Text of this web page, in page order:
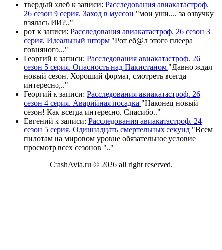
твердый хлеб к записи: Расследования авиакатастроф.
26 сезон 9 серия. Заход в муссон "мои уши.... за озвучку
взялась ИИ?.."
рот к записи: Расследования авиакатастроф. 26 сезон 3
серия. Идеальный шторм "Рот еб@л этого плеера
говняного..."
Георгий к записи: Расследования авиакатастроф. 26
сезон 5 серия. Опасность над Пакистаном "Давно ждал
новый сезон. Хороший формат, смотреть всегда
интересно,.."
Георгий к записи: Расследования авиакатастроф. 26
сезон 4 серия. Аварийная посадка "Наконец новый
сезон! Как всегда интересно. Спасибо.."
Евгений к записи: Расследования авиакатастроф. 24
сезон 5 серия. Одиннадцать смертельных секунд "Всем
пилотам на мировом уровне обязательное условие
просмотр всех сезонов ".."
CrashAvia.ru © 2026 all right reserved.